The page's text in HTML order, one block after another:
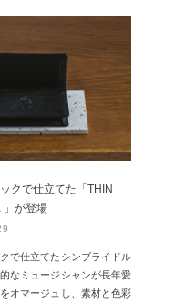
クで仕立てた「THIN
」が登場
で仕立てたシンブライドル
なミュージシャンが長年愛
オマージュし、素材と色彩